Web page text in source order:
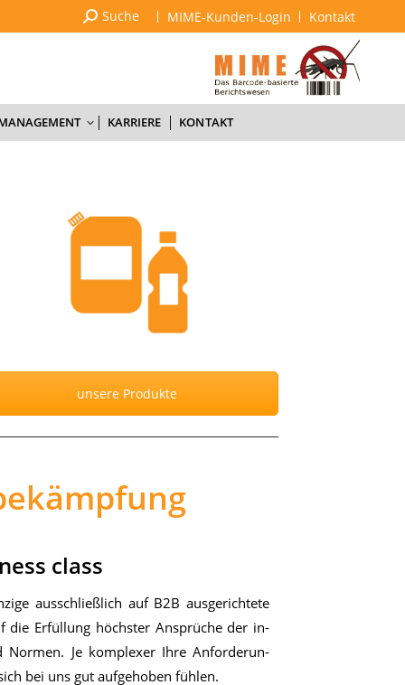
Suchen:
Suche MIME-Kunden-Login Kontakt
KARRIERE KONTAKT
unsere Produkte
class
aus­schließ­lich auf B2B aus­ge­rich­te­te
die Er­fül­lung höchs­ter An­sprü­che der in­
Nor­men. Je kom­ple­xer Ihre An­for­de­run­
bei uns gut auf­ge­ho­ben füh­len.
SACHKUNDE & SCHULUNGEN QUALITÄTSMANAGEMENT
KARRIERE KONTAKT